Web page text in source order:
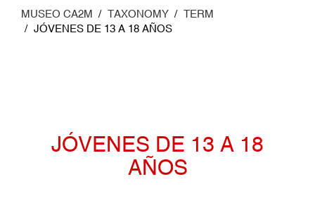
MUSEO CA2M TAXONOMY
TERM
JÓVENES DE 13 A 18 AÑOS
JÓVENES DE 13 A 18
AÑOS